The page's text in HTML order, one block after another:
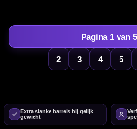
Pagina 1 van 5
2 3 4 5
Extra slanke barrels bij gelijk
gewicht